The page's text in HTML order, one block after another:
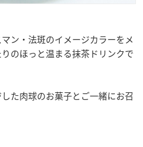
ン・法斑のイメージカラーをメ
のほっと温まる抹茶ドリンクで
た肉球のお菓子とご一緒にお召